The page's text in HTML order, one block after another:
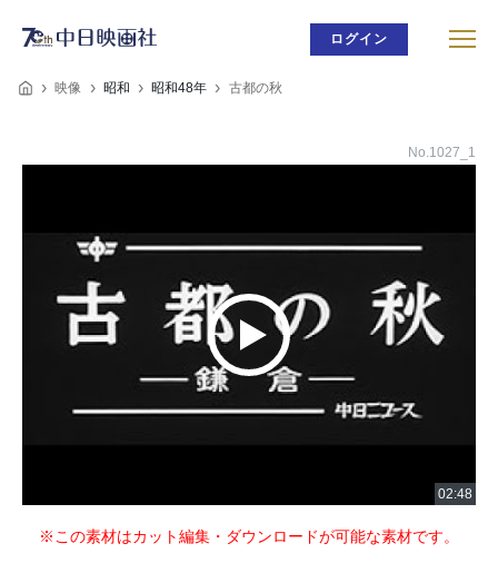
ログイン
映像 昭和 昭和48年 古都の秋
No.1027_1
※この素材はカット編集・ダウンロードが可能な素材です。